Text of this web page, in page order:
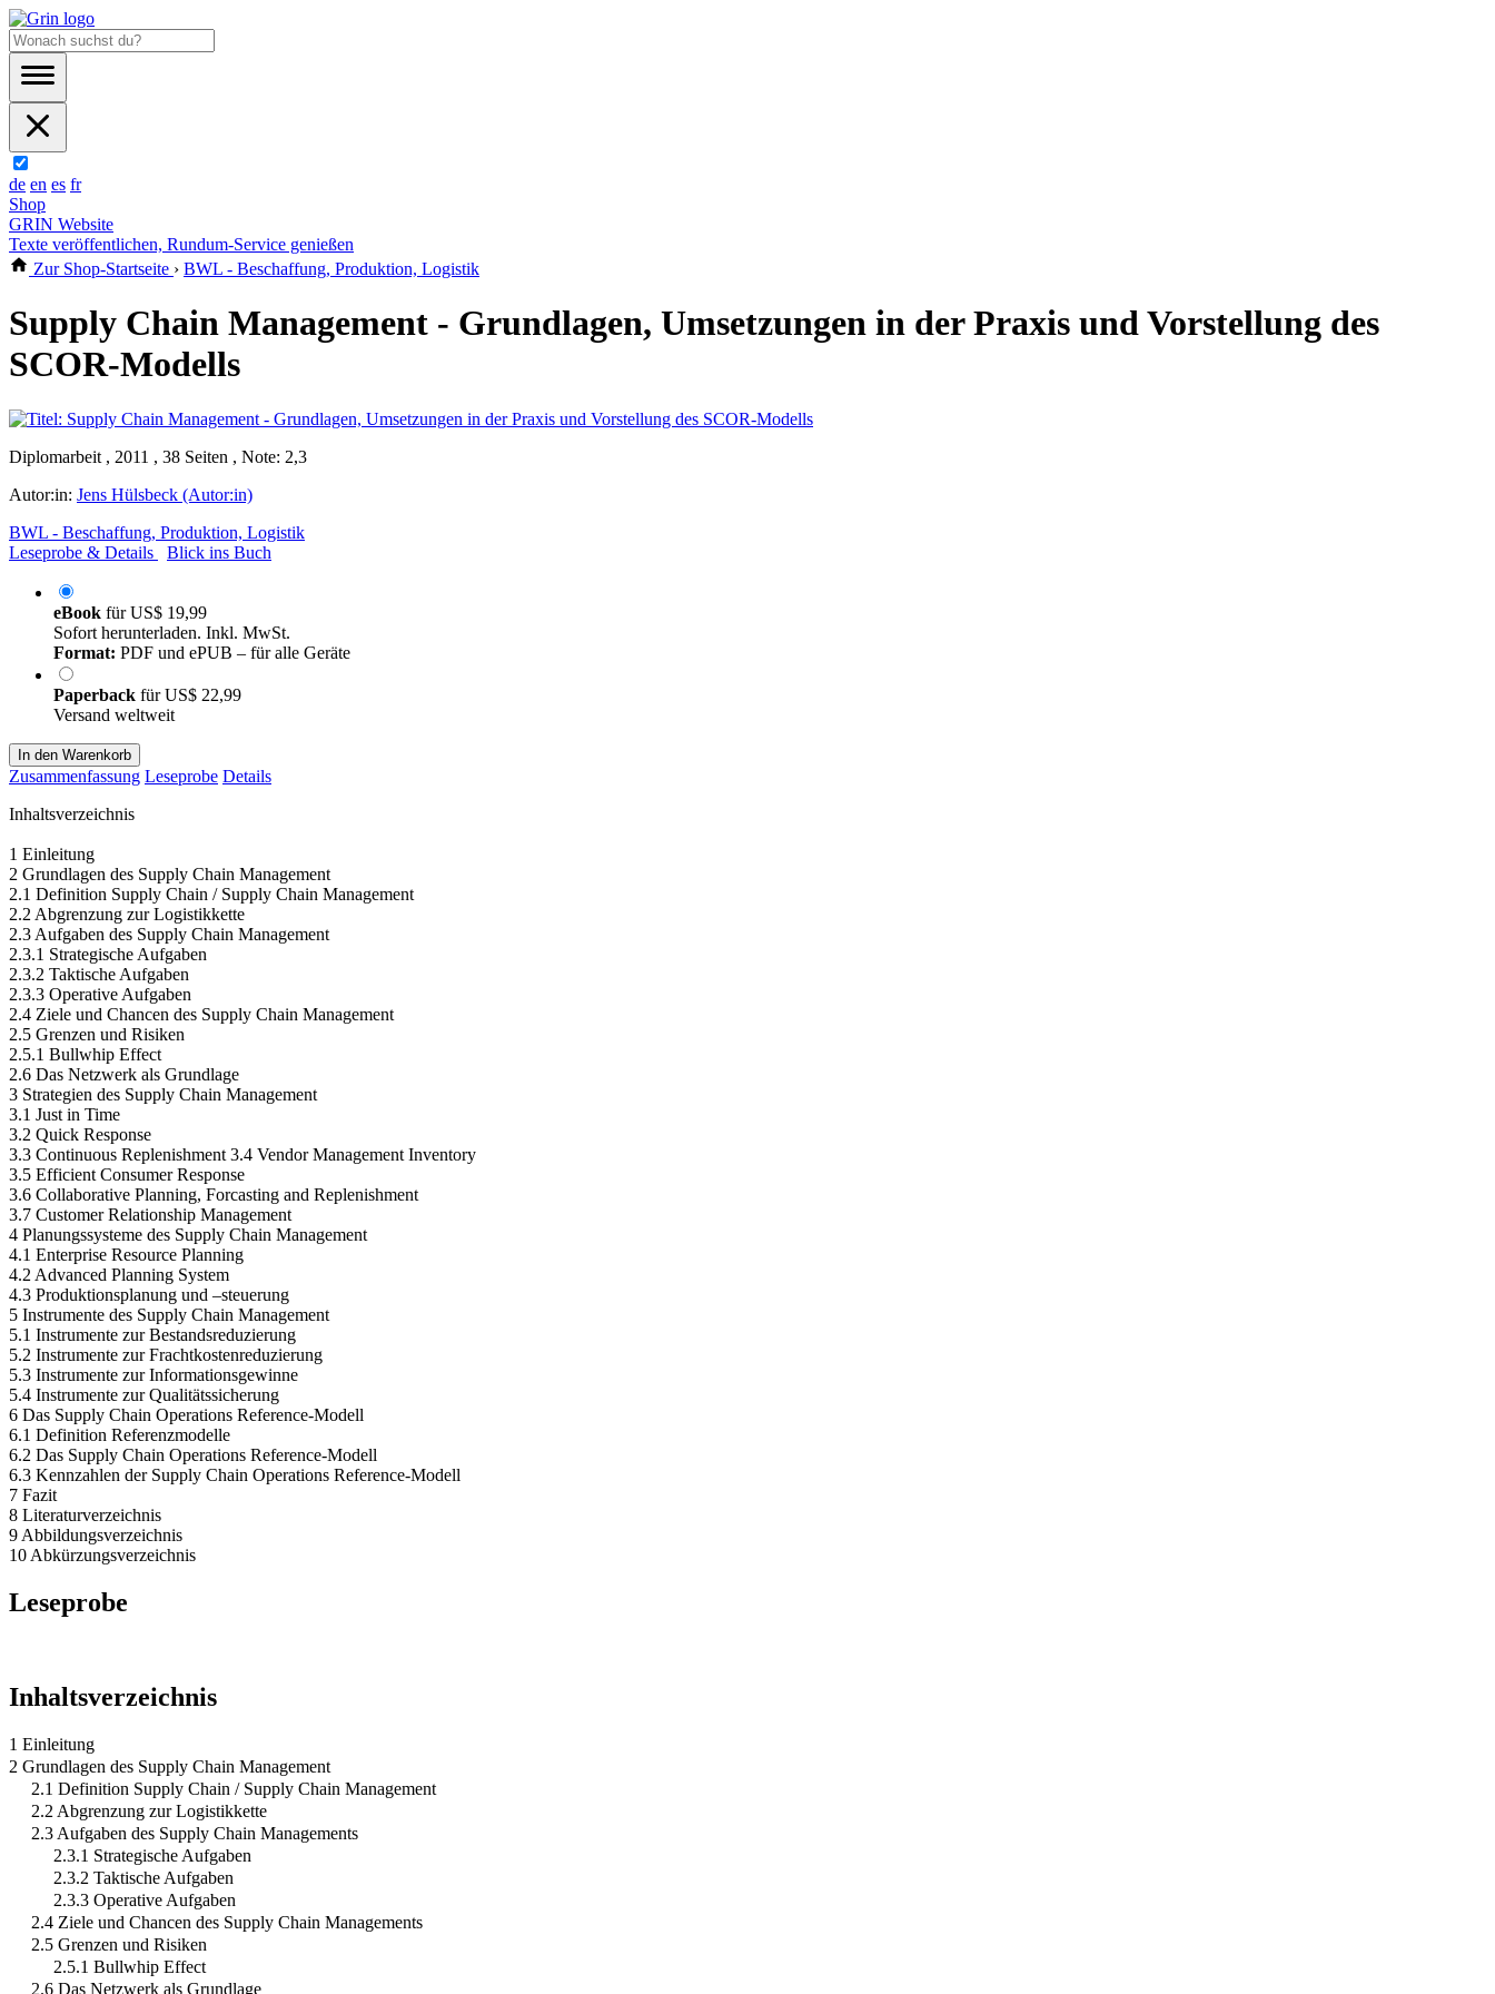
de en es fr
Shop
GRIN Website
Texte veröffentlichen, Rundum-Service genießen
Zur Shop-Startseite › BWL - Beschaffung, Produktion, Logistik
Supply Chain Management - Grundlagen, Umsetzungen in der Praxis und Vorstellung des
SCOR-Modells
Diplomarbeit , 2011 , 38 Seiten , Note: 2,3
Autor:in: Jens Hülsbeck (Autor:in)
BWL - Beschaffung, Produktion, Logistik
Leseprobe & Details
Blick ins Buch
eBook fürUS$ 19,99
Sofort herunterladen. Inkl. MwSt.
Format: PDF und ePUB – für alle Geräte
Paperback fürUS$ 22,99
Versand weltweit
In den Warenkorb
Zusammenfassung Leseprobe Details
Inhaltsverzeichnis
1 Einleitung
2 Grundlagen des Supply Chain Management
2.1 Definition Supply Chain / Supply Chain Management
2.2 Abgrenzung zur Logistikkette
2.3 Aufgaben des Supply Chain Management
2.3.1 Strategische Aufgaben
2.3.2 Taktische Aufgaben
2.3.3 Operative Aufgaben
2.4 Ziele und Chancen des Supply Chain Management
2.5 Grenzen und Risiken
2.5.1 Bullwhip Effect
2.6 Das Netzwerk als Grundlage
3 Strategien des Supply Chain Management
3.1 Just in Time
3.2 Quick Response
3.3 Continuous Replenishment 3.4 Vendor Management Inventory
3.5 Efficient Consumer Response
3.6 Collaborative Planning, Forcasting and Replenishment
3.7 Customer Relationship Management
4 Planungssysteme des Supply Chain Management
4.1 Enterprise Resource Planning
4.2 Advanced Planning System
4.3 Produktionsplanung und –steuerung
5 Instrumente des Supply Chain Management
5.1 Instrumente zur Bestandsreduzierung
5.2 Instrumente zur Frachtkostenreduzierung
5.3 Instrumente zur Informationsgewinne
5.4 Instrumente zur Qualitätssicherung
6 Das Supply Chain Operations Reference-Modell
6.1 Definition Referenzmodelle
6.2 Das Supply Chain Operations Reference-Modell
6.3 Kennzahlen der Supply Chain Operations Reference-Modell
7 Fazit
8 Literaturverzeichnis
9 Abbildungsverzeichnis
10 Abkürzungsverzeichnis
Leseprobe
Inhaltsverzeichnis
1 Einleitung
2 Grundlagen des Supply Chain Management
2.1 Definition Supply Chain / Supply Chain Management
2.2 Abgrenzung zur Logistikkette
2.3 Aufgaben des Supply Chain Managements
2.3.1 Strategische Aufgaben
2.3.2 Taktische Aufgaben
2.3.3 Operative Aufgaben
2.4 Ziele und Chancen des Supply Chain Managements
2.5 Grenzen und Risiken
2.5.1 Bullwhip Effect
2.6 Das Netzwerk als Grundlage